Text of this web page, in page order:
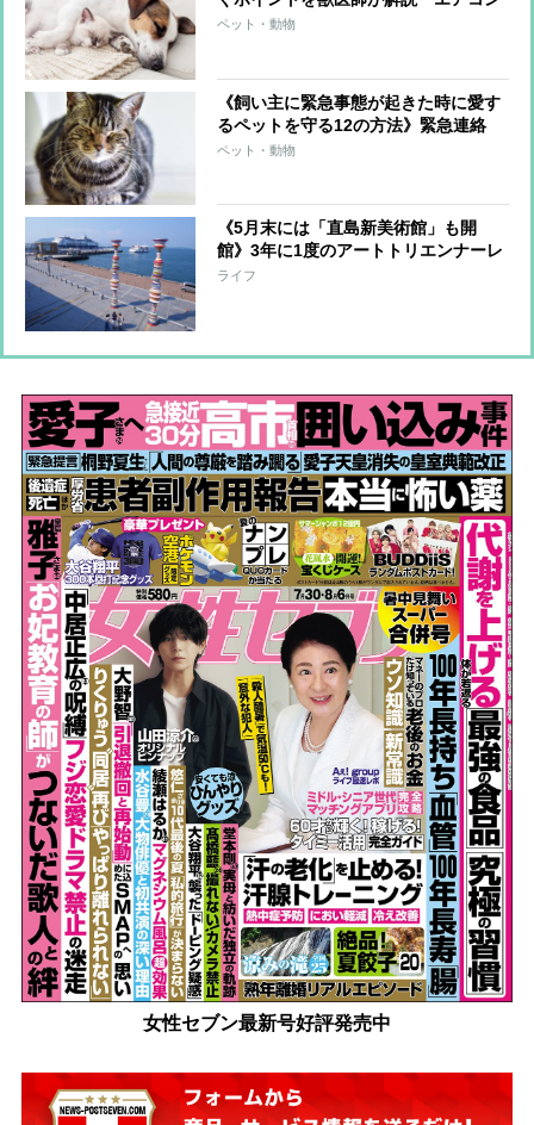
は人間の適温＋1℃に設定」「室温を
ペット・動物
《飼い主に緊急事態が起きた時に愛す
るペットを守る12の方法》緊急連絡
先、エンディングノート、ペット信
ペット・動物
《5月末には「直島新美術館」も開
館》3年に1度のアートトリエンナーレ
「瀬戸内国際芸術祭」が開幕直前！見
ライフ
女性セブン最新号好評発売中